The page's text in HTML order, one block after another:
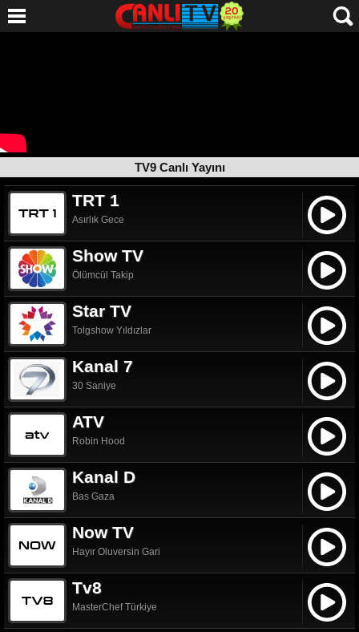
TV9 Canlı Yayını
TRT 1
Asırlık Gece
Show TV
Ölümcül Takip
Star TV
Tolgshow Yıldızlar
Kanal 7
30 Saniye
ATV
Robin Hood
Kanal D
Bas Gaza
Now TV
Hayır Oluversin Gari
Tv8
MasterChef Türkiye